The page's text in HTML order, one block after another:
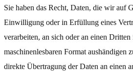
Sie haben das Recht, Daten, die wir auf
Einwilligung oder in Erfüllung eines
verarbeiten, an sich oder an einen
maschinenlesbaren Format aushändigen
direkte Übertragung der Daten an einen